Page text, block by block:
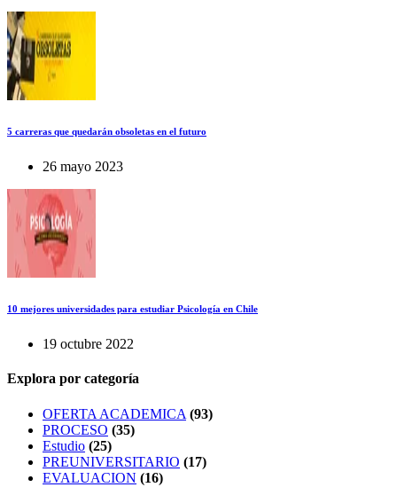
5 carreras que quedarán obsoletas en el futuro
26 mayo 2023
10 mejores universidades para estudiar Psicología en Chile
19 octubre 2022
Explora por categoría
OFERTA ACADEMICA (93)
PROCESO (35)
Estudio (25)
PREUNIVERSITARIO (17)
EVALUACION (16)